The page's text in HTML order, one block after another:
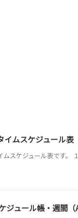
イムスケジュール表
ムスケジュール表です。
ジュール帳・週間（